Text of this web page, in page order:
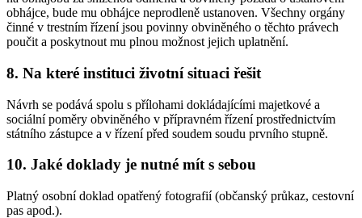
obhájce, bude mu obhájce neprodleně ustanoven. Všechny orgány
činné v trestním řízení jsou povinny obviněného o těchto právech
poučit a poskytnout mu plnou možnost jejich uplatnění.
8. Na které instituci životní situaci řešit
Návrh se podává spolu s přílohami dokládajícími majetkové a
sociální poměry obviněného v přípravném řízení prostřednictvím
státního zástupce a v řízení před soudem soudu prvního stupně.
10. Jaké doklady je nutné mít s sebou
Platný osobní doklad opatřený fotografií (občanský průkaz, cestovní
pas apod.).